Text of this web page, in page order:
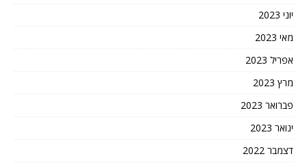
יוני 2023
מאי 2023
אפריל 2023
מרץ 2023
פברואר 2023
ינואר 2023
דצמבר 2022